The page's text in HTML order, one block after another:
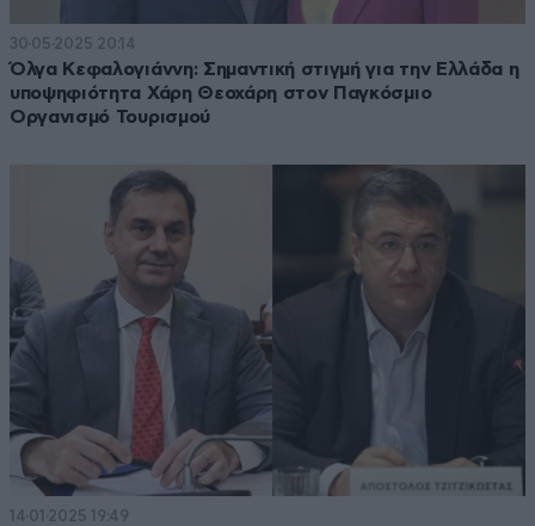
30·05·2025 20:14
Όλγα Κεφαλογιάννη: Σημαντική στιγμή για την Ελλάδα η
υποψηφιότητα Χάρη Θεοχάρη στον Παγκόσμιο
Οργανισμό Τουρισμού
14·01·2025 19:49